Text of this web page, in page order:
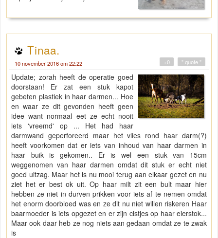
Tinaa.
10 november 2016 om 22:22 " quote "
+0
Update; zorah heeft de operatie goed
doorstaan! Er zat een stuk kapot
gebeten plastiek in haar darmen... Hoe
en waar ze dit gevonden heeft geen
idee want normaal eet ze echt nooit
iets 'vreemd' op ... Het had haar
darmwand geperforeerd maar het vlies rond haar darm(?)
heeft voorkomen dat er iets van inhoud van haar darmen in
haar buik is gekomen.. Er is wel een stuk van 15cm
weggenomen van haar darmen omdat dit stuk er echt niet
goed uitzag. Maar het is nu mooi terug aan elkaar gezet en nu
ziet het er best ok uit. Op haar milt zit een bult maar hier
hebben ze niet in durven prikken voor iets af te nemen omdat
het enorm doorbloed was en ze dit nu niet willen riskeren Haar
baarmoeder is iets opgezet en er zijn cistjes op haar eierstok...
Maar ook daar heb ze nog niets aan gedaan omdat ze te zwak
is